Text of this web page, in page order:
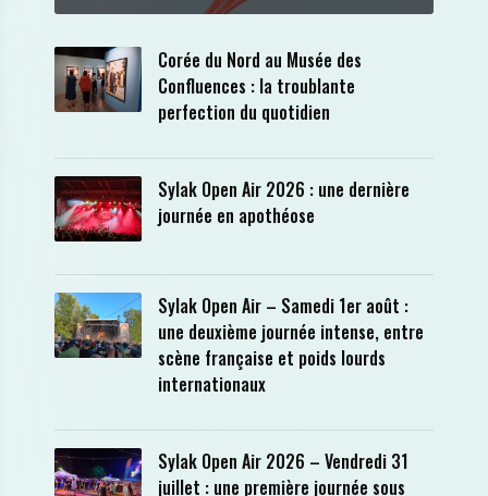
Corée du Nord au Musée des
Confluences : la troublante
perfection du quotidien
Sylak Open Air 2026 : une dernière
journée en apothéose
Sylak Open Air – Samedi 1er août :
une deuxième journée intense, entre
scène française et poids lourds
internationaux
Sylak Open Air 2026 – Vendredi 31
juillet : une première journée sous